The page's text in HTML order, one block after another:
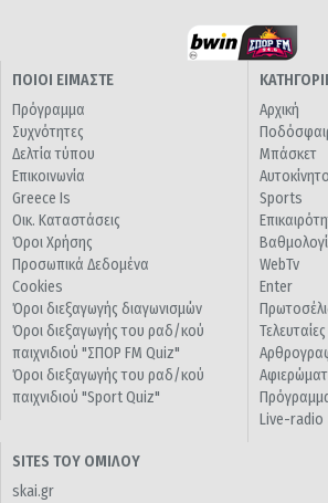
ΠΟΙΟΙ ΕΙΜΑΣΤΕ
Πρόγραμμα
Συχνότητες
Δελτία τύπου
Επικοινωνία
Greece Is
Οικ. Καταστάσεις
Όροι Χρήσης
Προσωπικά Δεδομένα
Cookies
Όροι διεξαγωγής διαγωνισμών
Όροι διεξαγωγής του ραδ/κού
παιχνιδιού "ΣΠΟΡ FM Quiz"
Όροι διεξαγωγής του ραδ/κού
παιχνιδιού "Sport Quiz"
Αρχική
Μπάσκετ
Αυτοκίνητο
Sports
WebTv
Enter
Live-radio
SITES ΤΟΥ ΟΜΙΛΟΥ
skai.gr